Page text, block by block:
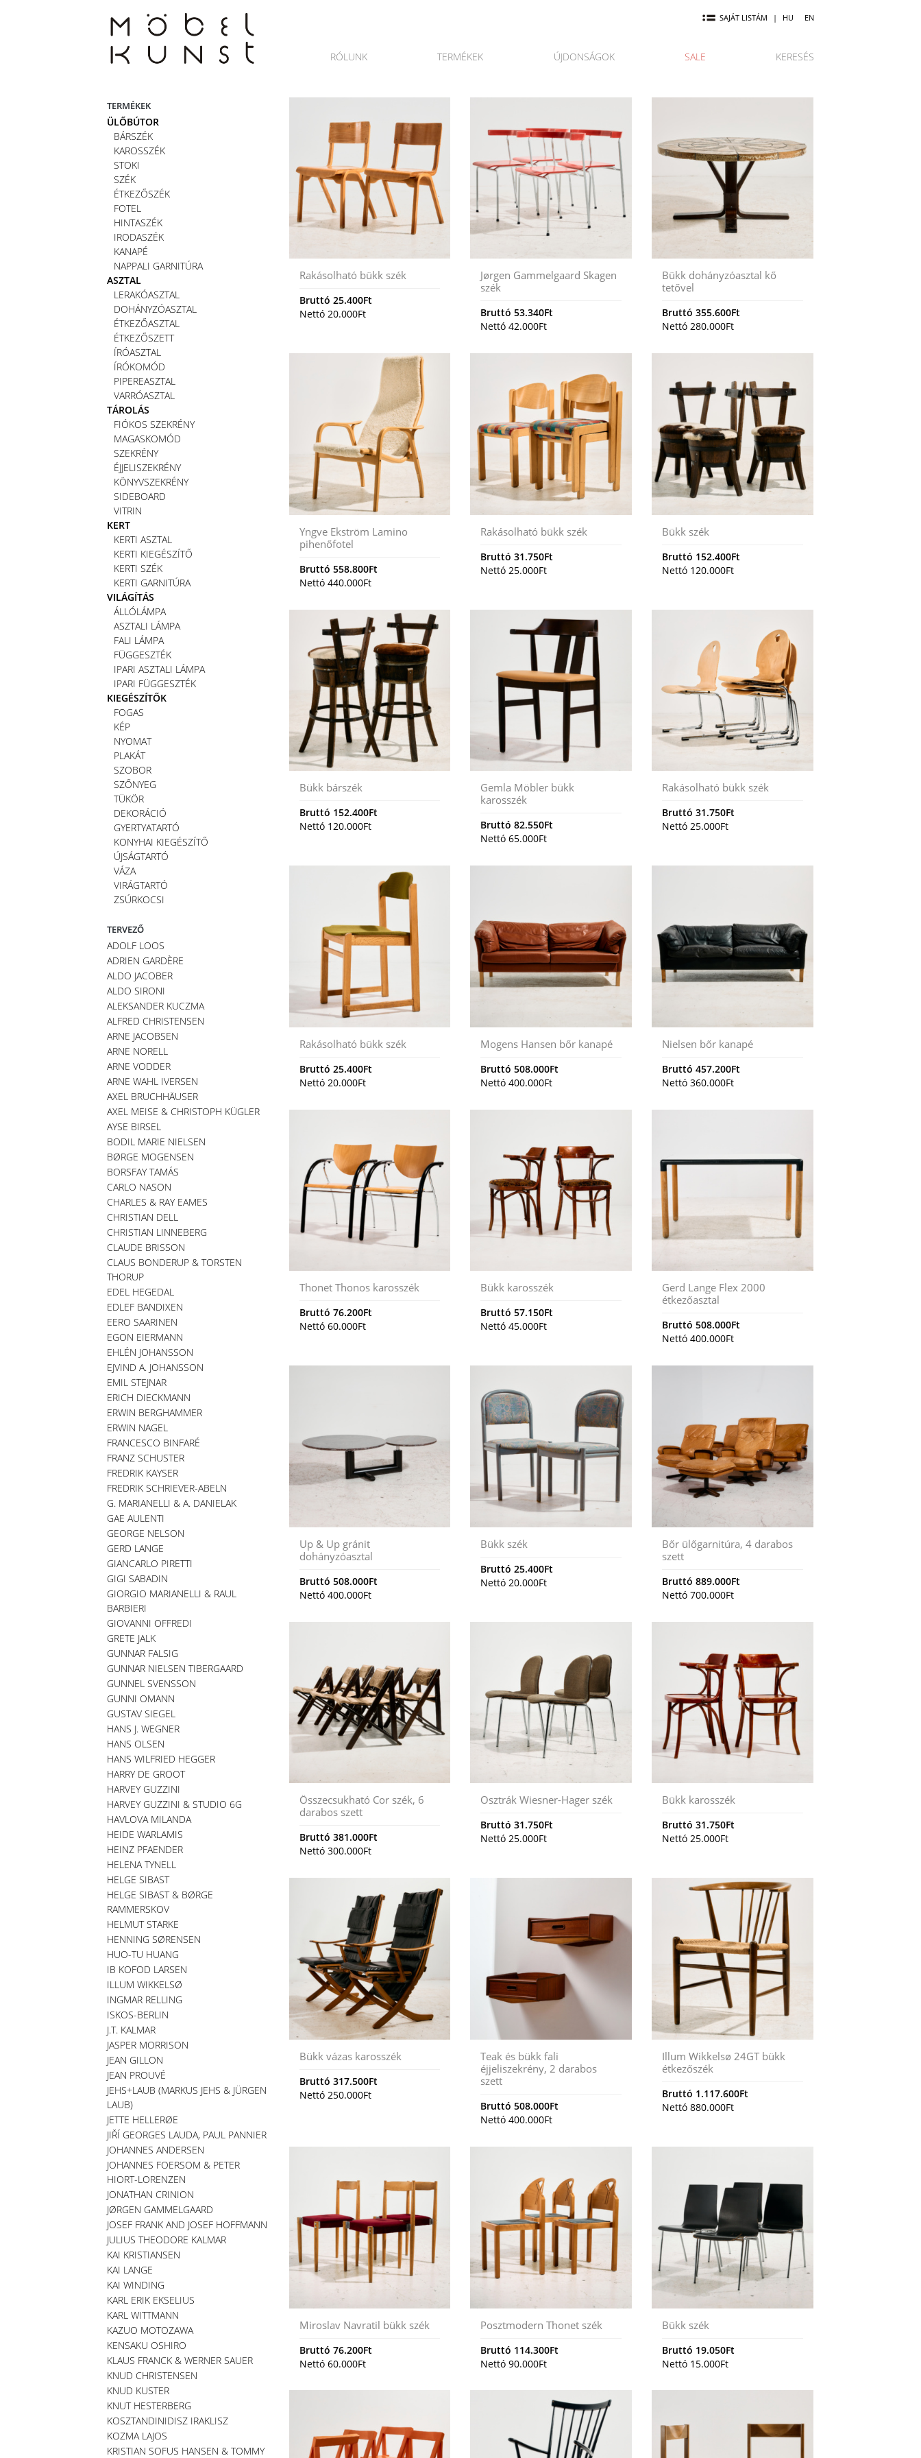
SAJÁT LISTÁM | HU EN
RÓLUNK TERMÉKEK ÚJDONSÁGOK SALE KERESÉS
TERMÉKEK
ÜLŐBÚTOR
BÁRSZÉK
KAROSSZÉK
STOKI
SZÉK
ÉTKEZŐSZÉK
FOTEL
HINTASZÉK
IRODASZÉK
KANAPÉ
NAPPALI GARNITÚRA
ASZTAL
LERAKÓASZTAL
DOHÁNYZÓASZTAL
ÉTKEZŐASZTAL
ÉTKEZŐSZETT
ÍRÓASZTAL
ÍRÓKOMÓD
PIPEREASZTAL
VARRÓASZTAL
TÁROLÁS
FIÓKOS SZEKRÉNY
MAGASKOMÓD
SZEKRÉNY
ÉJJELISZEKRÉNY
KÖNYVSZEKRÉNY
SIDEBOARD
VITRIN
KERT
KERTI ASZTAL
KERTI KIEGÉSZÍTŐ
KERTI SZÉK
KERTI GARNITÚRA
VILÁGÍTÁS
ÁLLÓLÁMPA
ASZTALI LÁMPA
FALI LÁMPA
FÜGGESZTÉK
IPARI ASZTALI LÁMPA
IPARI FÜGGESZTÉK
KIEGÉSZÍTŐK
FOGAS
KÉP
NYOMAT
PLAKÁT
SZOBOR
SZŐNYEG
TÜKÖR
DEKORÁCIÓ
GYERTYATARTÓ
KONYHAI KIEGÉSZÍTŐ
ÚJSÁGTARTÓ
VÁZA
VIRÁGTARTÓ
ZSÚRKOCSI
TERVEZŐ
ADOLF LOOS
ADRIEN GARDÈRE
ALDO JACOBER
ALDO SIRONI
ALEKSANDER KUCZMA
ALFRED CHRISTENSEN
ARNE JACOBSEN
ARNE NORELL
ARNE VODDER
ARNE WAHL IVERSEN
AXEL BRUCHHÄUSER
AXEL MEISE & CHRISTOPH KÜGLER
AYSE BIRSEL
BODIL MARIE NIELSEN
BØRGE MOGENSEN
BORSFAY TAMÁS
CARLO NASON
CHARLES & RAY EAMES
CHRISTIAN DELL
CHRISTIAN LINNEBERG
CLAUDE BRISSON
CLAUS BONDERUP & TORSTEN
THORUP
EDEL HEGEDAL
EDLEF BANDIXEN
EERO SAARINEN
EGON EIERMANN
EHLÉN JOHANSSON
EJVIND A. JOHANSSON
EMIL STEJNAR
ERICH DIECKMANN
ERWIN BERGHAMMER
ERWIN NAGEL
FRANCESCO BINFARÉ
FRANZ SCHUSTER
FREDRIK KAYSER
FREDRIK SCHRIEVER-ABELN
G. MARIANELLI & A. DANIELAK
GAE AULENTI
GEORGE NELSON
GERD LANGE
GIANCARLO PIRETTI
GIGI SABADIN
GIORGIO MARIANELLI & RAUL
BARBIERI
GIOVANNI OFFREDI
GRETE JALK
GUNNAR FALSIG
GUNNAR NIELSEN TIBERGAARD
GUNNEL SVENSSON
GUNNI OMANN
GUSTAV SIEGEL
HANS J. WEGNER
HANS OLSEN
HANS WILFRIED HEGGER
HARRY DE GROOT
HARVEY GUZZINI
HARVEY GUZZINI & STUDIO 6G
HAVLOVA MILANDA
HEIDE WARLAMIS
HEINZ PFAENDER
HELENA TYNELL
HELGE SIBAST
HELGE SIBAST & BØRGE
RAMMERSKOV
HELMUT STARKE
HENNING SØRENSEN
HUO-TU HUANG
IB KOFOD LARSEN
ILLUM WIKKELSØ
INGMAR RELLING
ISKOS-BERLIN
J.T. KALMAR
JASPER MORRISON
JEAN GILLON
JEAN PROUVÉ
JEHS+LAUB (MARKUS JEHS & JÜRGEN
LAUB)
JETTE HELLERØE
JIŘÍ GEORGES LAUDA, PAUL PANNIER
JOHANNES ANDERSEN
JOHANNES FOERSOM & PETER
HIORT-LORENZEN
JONATHAN CRINION
JØRGEN GAMMELGAARD
JOSEF FRANK AND JOSEF HOFFMANN
JULIUS THEODORE KALMAR
KAI KRISTIANSEN
KAI LANGE
KAI WINDING
KARL ERIK EKSELIUS
KARL WITTMANN
KAZUO MOTOZAWA
KENSAKU OSHIRO
KLAUS FRANCK & WERNER SAUER
KNUD CHRISTENSEN
KNUD KUSTER
KNUT HESTERBERG
KOSZTANDINIDISZ IRAKLISZ
KOZMA LAJOS
KRISTIAN SOFUS HANSEN & TOMMY
Rakásolható bükk szék
Bruttó 25.400Ft
Nettó 20.000Ft
Jørgen Gammelgaard Skagen
szék
Bruttó53.340Ft
Nettó42.000Ft
Bükk dohányzóasztal kő
tetővel
Bruttó355.600Ft
Nettó280.000Ft
Yngve Ekström Lamino
pihenőfotel
Bruttó 558.800Ft
Nettó 440.000Ft
Rakásolható bükk szék
Bruttó31.750Ft
Nettó25.000Ft
Bükk szék
Bruttó 152.400Ft
Nettó 120.000Ft
Bükk bárszék
Bruttó 152.400Ft
Nettó 120.000Ft
Gemla Möbler bükk
karosszék
Bruttó82.550Ft
Nettó65.000Ft
Rakásolható bükk szék
Bruttó31.750Ft
Nettó25.000Ft
Rakásolható bükk szék
Bruttó 25.400Ft
Nettó 20.000Ft
Mogens Hansen bőr kanapé
Bruttó508.000Ft
Nettó400.000Ft
Nielsen bőr kanapé
Bruttó457.200Ft
Nettó360.000Ft
Thonet Thonos karosszék
Bruttó 76.200Ft
Nettó 60.000Ft
Bükk karosszék
Bruttó57.150Ft
Nettó45.000Ft
Gerd Lange Flex 2000
étkezőasztal
Bruttó508.000Ft
Nettó400.000Ft
Up & Up gránit
dohányzóasztal
Bruttó 508.000Ft
Nettó 400.000Ft
Bükk szék
Bruttó25.400Ft
Nettó20.000Ft
Bőr ülőgarnitúra, 4 darabos
szett
Bruttó889.000Ft
Nettó700.000Ft
Összecsukható Cor szék, 6
darabos szett
Bruttó 381.000Ft
Nettó 300.000Ft
Osztrák Wiesner-Hager szék
Bruttó31.750Ft
Nettó25.000Ft
Bükk karosszék
Bruttó31.750Ft
Nettó25.000Ft
Bükk vázas karosszék
Bruttó 317.500Ft
Nettó 250.000Ft
Teak és bükk fali
éjjeliszekrény, 2 darabos
szett
Bruttó508.000Ft
Nettó400.000Ft
Illum Wikkelsø 24GT bükk
étkezőszék
Bruttó 1.117.600Ft
Nettó880.000Ft
Miroslav Navratil bükk szék
Bruttó 76.200Ft
Nettó 60.000Ft
Posztmodern Thonet szék
Bruttó 114.300Ft
Nettó90.000Ft
Bükk szék
Bruttó 19.050Ft
Nettó 15.000Ft